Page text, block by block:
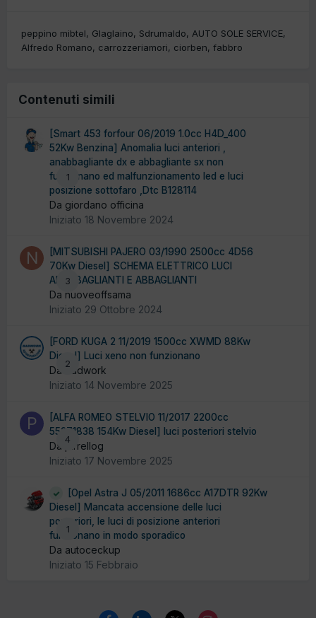
peppino mibtel Glaglaino Sdrumaldo
AUTO SOLE SERVICE
Alfredo Romano
carrozzeriamori ciorben fabbro
Contenuti simili
1
[Smart 453 forfour 06/2019 1.0cc H4D_400
52Kw Benzina] Anomalia luci anteriori ,
anabbagliante dx e abbagliante sx non
funzionano ed malfunzionamento led e luci
posizione sottofaro ,Dtc B128114
Da giordano officina
Iniziato 18 Novembre 2024
3
[MITSUBISHI PAJERO 03/1990 2500cc 4D56
70Kw Diesel] SCHEMA ELETTRICO LUCI
ANABBAGLIANTI E ABBAGLIANTI
Da nuoveoffsama
Iniziato 29 Ottobre 2024
2
[FORD KUGA 2 11/2019 1500cc XWMD 88Kw
Diesel] Luci xeno non funzionano
Da badwork
Iniziato 14 Novembre 2025
4
[ALFA ROMEO STELVIO 11/2017 2200cc
55271838 154Kw Diesel] luci posteriori stelvio
Da pirrellog
Iniziato 17 Novembre 2025
1
[Opel Astra J 05/2011 1686cc A17DTR 92Kw
Diesel] Mancata accensione delle luci
posteriori, le luci di posizione anteriori
funzionano in modo sporadico
Da autoceckup
Iniziato 15 Febbraio